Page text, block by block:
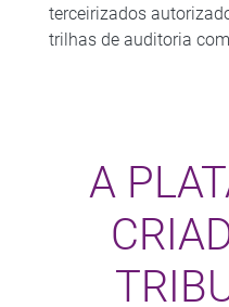
terceirizados
trilhas de auditoria
A